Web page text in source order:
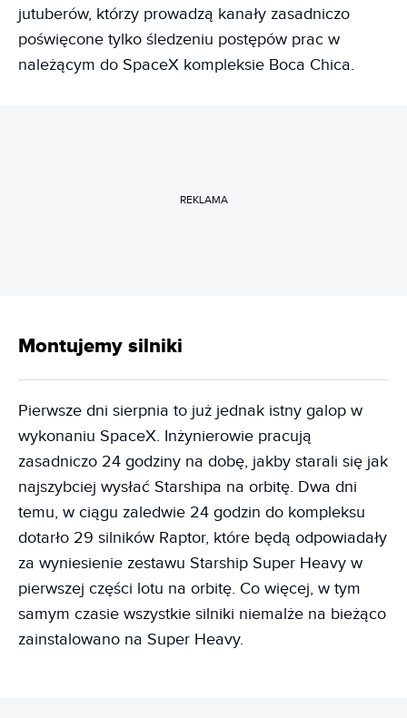
jutuberów, którzy prowadzą kanały zasadniczo
poświęcone tylko śledzeniu postępów prac w
należącym do SpaceX kompleksie Boca Chica.
REKLAMA
Montujemy silniki
Pierwsze dni sierpnia to już jednak istny galop w
wykonaniu SpaceX. Inżynierowie pracują
zasadniczo 24 godziny na dobę, jakby starali się jak
najszybciej wysłać Starshipa na orbitę. Dwa dni
temu, w ciągu zaledwie 24 godzin do kompleksu
dotarło 29 silników Raptor, które będą odpowiadały
za wyniesienie zestawu Starship Super Heavy w
pierwszej części lotu na orbitę. Co więcej, w tym
samym czasie wszystkie silniki niemalże na bieżąco
zainstalowano na Super Heavy.